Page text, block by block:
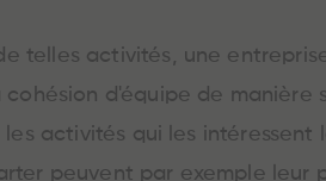
telles activités, une
d'équipe de manière
les activités qui les
peuvent par exemple